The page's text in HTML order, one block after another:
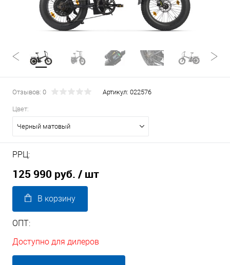
Отзывов: 0 Артикул: 022576
Цвет:
Черный матовый
РРЦ:
125 990 руб. / шт
В корзину
ОПТ:
Доступно для дилеров